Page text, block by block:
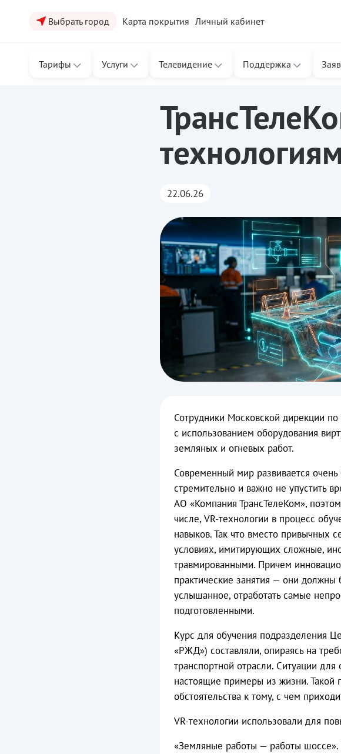
Выбрать город Карта покрытия Личный кабинет
Тарифы Услуги Телевидение Поддержка
22.06.26
Сотрудники Московской дирекции
с использованием оборудования
земляных и огневых работ.
Современный мир развивается
стремительно и важно не упустить
АО «Компания ТрансТелеКом»,
числе, VR-технологии в процесс
навыков. Так что вместо привычных
условиях, имитирующих сложные,
травмированными. Причем
практические занятия — они должны
услышанное, отработать самые
подготовленными.
Курс для обучения подразделения
«РЖД») составляли, опираясь на
транспортной отрасли. Ситуации
настоящие примеры из жизни. Такой
обстоятельства к тому, с чем
VR-технологии использовали для
«Земляные работы — работы шоссе».